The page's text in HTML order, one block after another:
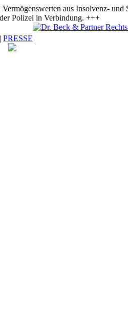
aus Insolvenz-
Polizei in Verbindung. +++
| PRESSE